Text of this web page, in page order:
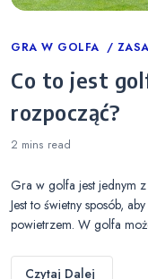
Categories
GRA W GOLFA
Co to jest
rozpocząć?
2 mins read
Gra w golfa jest jednym
Jest to świetny sposób,
powietrzem. W golfa
Czytaj Dalej